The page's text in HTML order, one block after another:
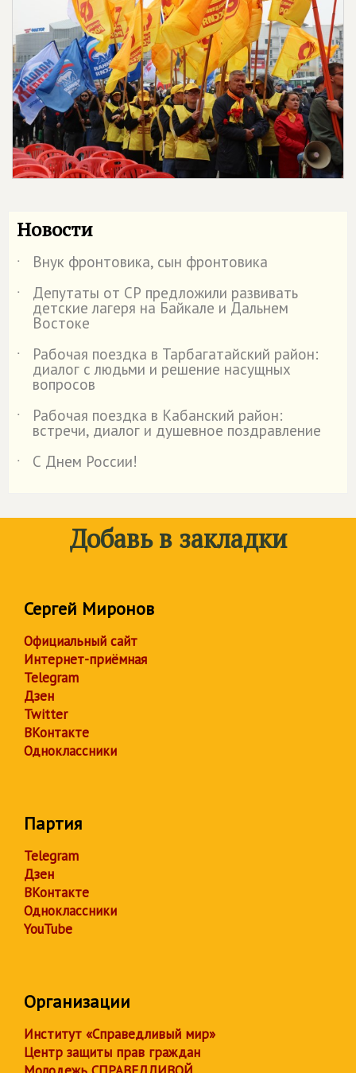
Новости
˙
Внук фронтовика, сын фронтовика
˙
Депутаты от СР предложили развивать
детские лагеря на Байкале и Дальнем
Востоке
˙
Рабочая поездка в Тарбагатайский район:
диалог с людьми и решение насущных
вопросов
˙
Рабочая поездка в Кабанский район:
встречи, диалог и душевное поздравление
˙
С Днем России!
Добавь в закладки
Сергей Миронов
Официальный сайт
Интернет-приёмная
Telegram
Дзен
Twitter
ВКонтакте
Одноклассники
Партия
Telegram
Дзен
ВКонтакте
Одноклассники
YouTube
Организации
Институт «Справедливый мир»
Центр защиты прав граждан